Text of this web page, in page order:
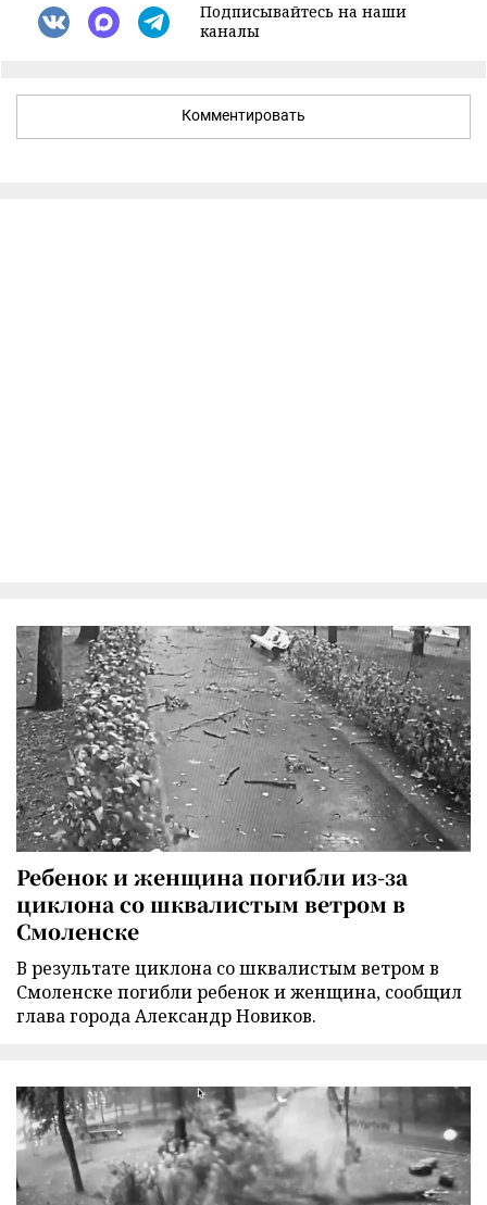
Подписывайтесь на наши
каналы
Комментировать
Ребенок и женщина погибли из-за
циклона со шквалистым ветром в
Смоленске
В результате циклона со шквалистым ветром в
Смоленске погибли ребенок и женщина, сообщил
глава города Александр Новиков.